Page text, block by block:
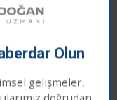
Çift Kontrol
Olun
gelişmeler,